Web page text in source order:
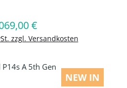
Preis:
€
zzgl. Versandkosten
Warenkorb
NEW IN